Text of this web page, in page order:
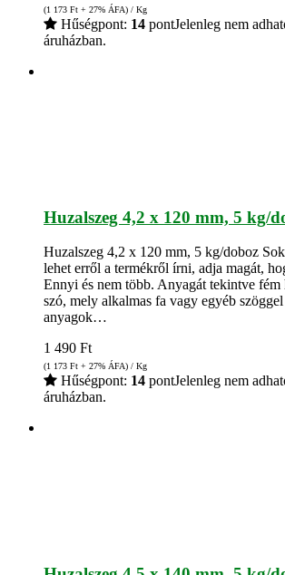
(1 173 Ft + 27% ÁFA) / Kg
Hűségpont: 14 pontJelenleg nem
áruházban.
Huzalszeg 4,2 x 120 mm, 5 kg/
Huzalszeg 4,2 x 120 mm, 5 kg/doboz
lehet erről a termékről írni, adja magát,
Ennyi és nem több. Anyagát tekintve fém
szó, mely alkalmas fa vagy egyéb
anyagok…
1 490 Ft
(1 173 Ft + 27% ÁFA) / Kg
Hűségpont: 14 pontJelenleg nem
áruházban.